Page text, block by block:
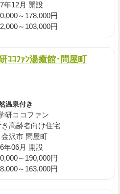
年12月 開設
～178,000円
～103,000円
ｺｺﾌｧﾝ湯癒館･問屋町
温泉付き
研ココファン
高齢者向け住宅
沢市 問屋町
年06月 開設
～190,000円
～163,000円